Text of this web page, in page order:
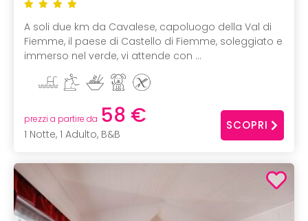
A soli due km da Cavalese, capoluogo della Val di
Fiemme, il paese di Castello di Fiemme, soleggiato e
immerso nel verde, vi attende con ...
prezzi a partire da 58 €
1 Notte, 1 Adulto, B&B
SCOPRI